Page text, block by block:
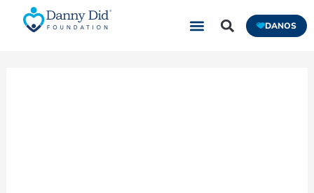
DANOS